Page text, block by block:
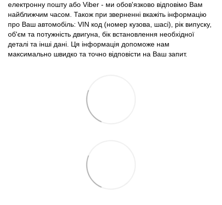
електронну пошту або Viber - ми обов'язково відповімо Вам
найближчим часом. Також при зверненні вкажіть інформацію
про Ваш автомобіль: VIN код (номер кузова, шасі), рік випуску,
об'єм та потужність двигуна, бік встановлення необхідної
деталі та інші дані. Ця інформація допоможе нам
максимально швидко та точно відповісти на Ваш запит.